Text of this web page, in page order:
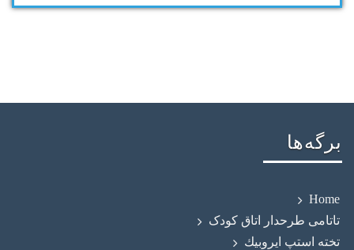
برگه‌ها
Home
تاتامی طرحدار اتاق کودک
تخته استپ ايروبيك